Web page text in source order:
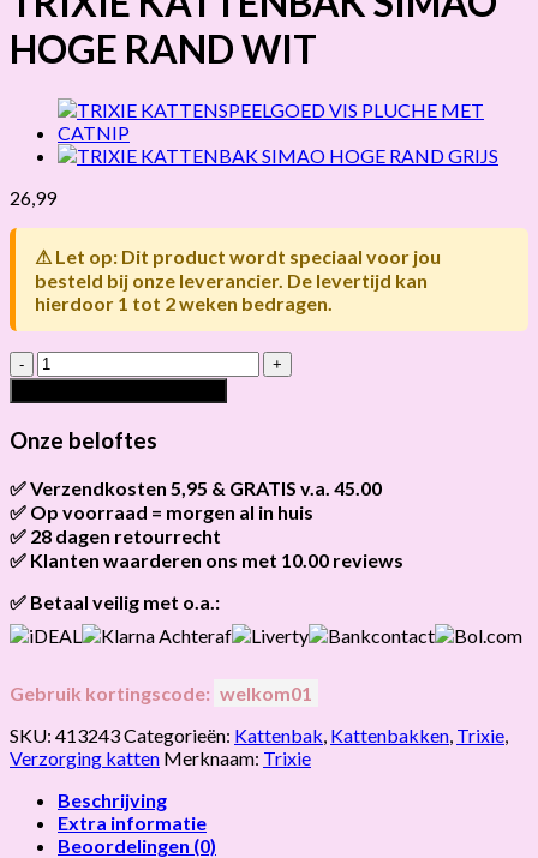
HOGE RAND WIT
26,99
⚠ Let op: Dit product wordt speciaal voor jou
besteld bij onze leverancier. De levertijd kan
hierdoor 1 tot 2 weken bedragen.
TRIXIE
KATTENBAK
SIMAO
HOGE
RAND
hoeveelheid
Onze beloftes
✅ Verzendkosten 5,95 & GRATIS v.a. 45.00
Brievenbus verzendingen zijn 3,95, een pakket 5,95 en
bestellingen v.a. 45,00 worden gratis verzonden.
✅ Op voorraad = morgen al in huis
Als het product op voorraad is en je bestelt vóór 13:00, wordt
hetvandaag nog verzonden.
✅ 28 dagen retourrecht
Niet tevreden? Geen probleem! Je hebt28 dagen
✅ Klanten waarderen ons met 10.00 reviews
✅ Betaal veilig met o.a.:
Gebruik kortingscode: welkom01
SKU: 413243Categorieën: Kattenbak Kattenbakken Trixie
Verzorging katten Merknaam: Trixie
Beschrijving
Extra informatie
Beoordelingen (0)